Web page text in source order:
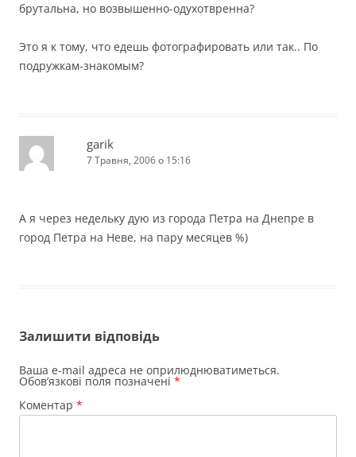
брутальна, но возвышенно-одухотвренна?
Это я к тому, что едешь фотографировать или так.. По
подружкам-знакомым?
garik
7 Травня, 2006 о 15:16
А я через недельку дую из города Петра на Днепре в
город Петра на Неве, на пару месяцев %)
Залишити відповідь
Ваша e-mail адреса не оприлюднюватиметься.
Обов’язкові поля позначені *
Коментар *